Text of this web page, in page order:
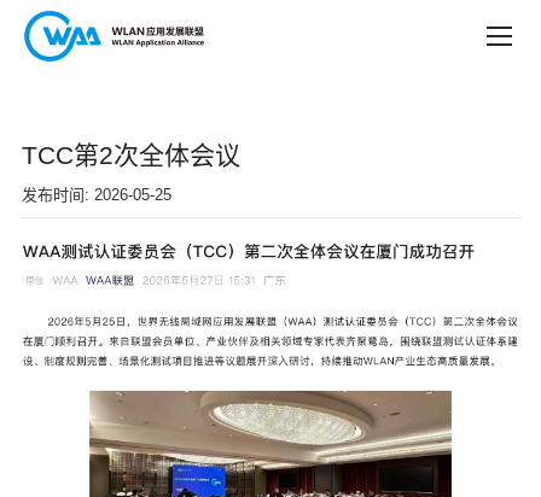
TCC第2次全体会议
发布时间: 2026-05-25